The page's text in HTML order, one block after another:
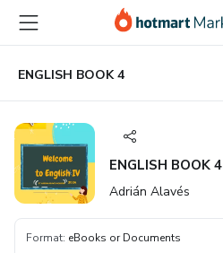
main
content
ENGLISH BOOK 4
ENGLISH BOOK 4
Adrián Alavés
Format: eBooks or Documents